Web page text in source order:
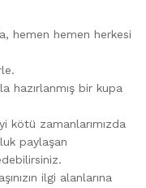
hemen hemen herkesi
hazırlanmış bir kupa
kötü zamanlarımızda
paylaşan
ilgi alanlarına